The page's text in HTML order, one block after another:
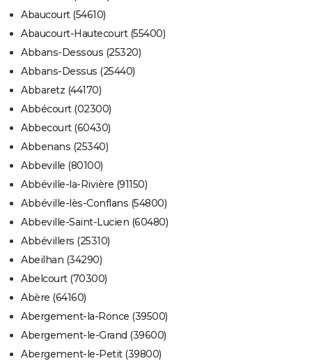
Destinations
City break
Voyage nature
Voyage de noces
Forum
Climat
+PHOTO
BONS PLANS
Carte de Noël
Carte Bonne année
Carte Saint-Valentin
Carte Pâques
Carte d'anniversaire
DICTIONNAIRE
COPAINS D'AVANT
FORUM
Abaucourt (54610)
Abaucourt-Hautecourt (55400)
Abbans-Dessous (25320)
Abbans-Dessus (25440)
Abbaretz (44170)
Abbécourt (02300)
Abbecourt (60430)
Abbenans (25340)
Abbeville (80100)
Abbéville-la-Rivière (91150)
Abbéville-lès-Conflans (54800)
Abbeville-Saint-Lucien (60480)
Abbévillers (25310)
Abeilhan (34290)
Abelcourt (70300)
Abère (64160)
Abergement-la-Ronce (39500)
Abergement-le-Grand (39600)
Abergement-le-Petit (39800)